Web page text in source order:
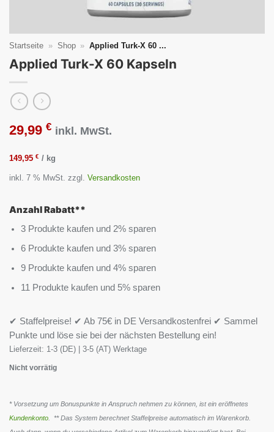
Startseite » Shop » Applied Turk-X 60 ...
Applied Turk-X 60 Kapseln
29,99 € inkl. MwSt.
149,95 € / kg
inkl. 7 % MwSt. zzgl. Versandkosten
Anzahl Rabatt**
3 Produkte kaufen und 2% sparen
6 Produkte kaufen und 3% sparen
9 Produkte kaufen und 4% sparen
11 Produkte kaufen und 5% sparen
✔ Staffelpreise! ✔ Ab 75€ in DE Versandkostenfrei ✔ Sammel
Punkte und löse sie bei der nächsten Bestellung ein!
Lieferzeit: 1-3 (DE) | 3-5 (AT) Werktage
Nicht vorrätig
* Vorsetzung um Bonuspunkte in Anspruch nehmen zu können, ist ein eröffnetes
Kundenkonto . ** Das System berechnet Staffelpreise automatisch im Warenkorb.